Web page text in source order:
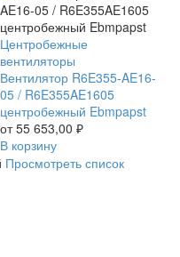
Вентилятор
R6E355-
AE16-
05
/
R6E355AE1605
центробежный
Ebmpapst
Центробежные
вентиляторы
Вентилятор R6E355-AE16-
05 / R6E355AE1605
центробежный Ebmpapst
от55 653,00 ₽
В корзину
Просмотреть список